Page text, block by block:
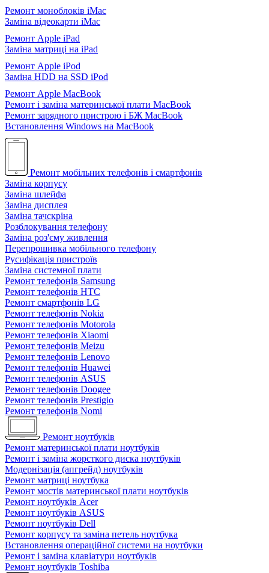
Ремонт моноблоків iMac
Заміна відеокарти iMac
Ремонт Apple iPad
Заміна матриці на iPad
Ремонт Apple iPod
Заміна HDD на SSD iPod
Ремонт Apple MacBook
Ремонт і заміна материнської плати MacBook
Ремонт зарядного пристрою і БЖ MacBook
Встановлення Windows на MacBook
Ремонт мобільних телефонів і смартфонів
Заміна корпусу
Заміна шлейфа
Заміна дисплея
Заміна тачскріна
Розблокування телефону
Заміна роз'єму живлення
Перепрошивка мобільного телефону
Русифікація пристроїв
Заміна системної плати
Ремонт телефонів Samsung
Ремонт телефонів HTC
Ремонт смартфонів LG
Ремонт телефонів Nokia
Ремонт телефонів Motorola
Ремонт телефонів Xiaomi
Ремонт телефонів Meizu
Ремонт телефонів Lenovo
Ремонт телефонів Huawei
Ремонт телефонів ASUS
Ремонт телефонів Doogee
Ремонт телефонів Prestigio
Ремонт телефонів Nomi
Ремонт ноутбуків
Ремонт материнської плати ноутбуків
Ремонт і заміна жорсткого диска ноутбуків
Модернізація (апгрейд) ноутбуків
Ремонт матриці ноутбука
Ремонт мостів материнської плати ноутбуків
Ремонт ноутбуків Acer
Ремонт ноутбуків ASUS
Ремонт ноутбуків Dell
Ремонт корпусу та заміна петель ноутбука
Встановлення операційної системи на ноутбуки
Ремонт і заміна клавіатури ноутбуків
Ремонт ноутбуків Toshiba